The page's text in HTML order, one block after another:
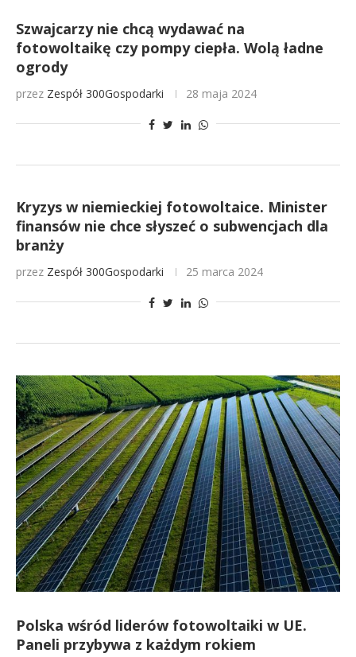
Szwajcarzy nie chcą wydawać na
fotowoltaikę czy pompy ciepła. Wolą ładne
ogrody
przez Zespół 300Gospodarki 28 maja 2024
Kryzys w niemieckiej fotowoltaice. Minister
finansów nie chce słyszeć o subwencjach dla
branży
przez Zespół 300Gospodarki 25 marca 2024
Polska wśród liderów fotowoltaiki w UE.
Paneli przybywa z każdym rokiem